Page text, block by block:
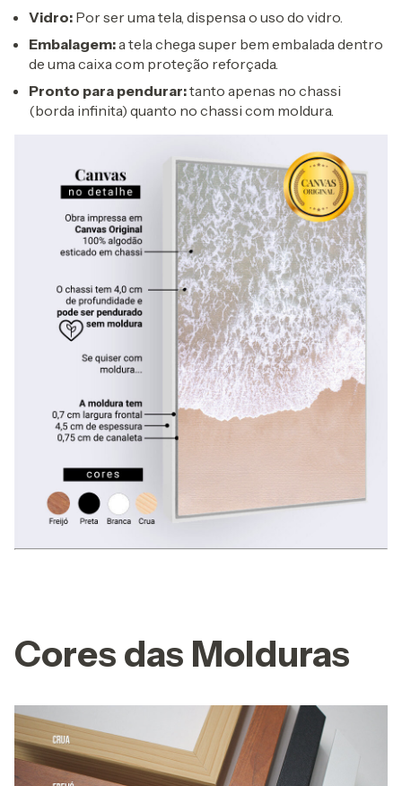
Vidro: Por ser uma tela, dispensa o uso do vidro.
Embalagem:a tela chega super bem embalada dentro
de uma caixa com proteção reforçada.
Pronto para pendurar:tanto apenas no chassi
(borda infinita) quanto no chassi com moldura.
Cores das Molduras